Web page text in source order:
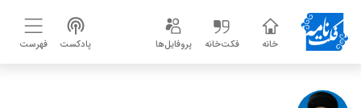
خانه فکت‌خانه پروفایل‌ها پادکست فهرست